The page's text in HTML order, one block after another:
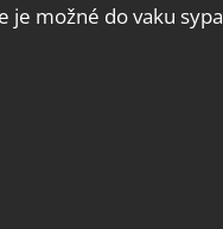
je možné do vaku